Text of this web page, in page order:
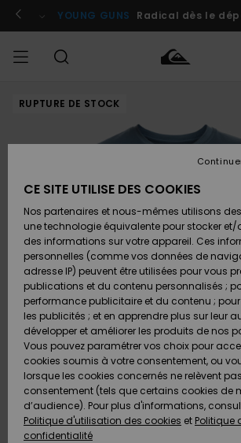
l'information
le
Se connecter / s'inscrire
YOUNG GUNS Radical dès le
HOMME Vêtements
Chaussures
& Tongs
Surf
Snow
Nouveautés
Vêtements
Chaussures
& Tongs
Surf
Snow
Nouveautés
FEMME
Shop
A
Découvrir
Snow
SURF
Surf
Shop
Homme
Surf
Shop
Enfant
Highlights
Communauté
SNOW
Snow
Shop
Homme
Snow
Shop
Enfant
Snow
Shop
Femme
A
Découvrir
Communauté
OUTLET
Outlet
Homme
Enfant
Outlet
Femme
AIDE &
CONTACT
Accéder à
commande
Retours
Paiement
Carte
Cadeau
Quiksilver
Freedom
Protection
des
MAGASINS
RUPTURE DE STOCK
CE SITE UTILISE DES COOKIES
Nos partenaires et nous-mêmes utilisons
une technologie équivalente pour stocker
des informations sur votre appareil. Ces
personnelles (comme vos données de
adresse IP) peuvent être utilisées pour vous
publications et du contenu personnalisés ;
performance publicitaire et du contenu ;
les publicités ; et en apprendre plus sur leur
développer et améliorer les produits de nos
Vous pouvez paramétrer vos choix pour
cookies soumis à votre consentement, ou
lorsque les cookies concernés ne relèvent
consentement (tels que certains cookies de
d’audience). Pour plus d'informations,
Politique d'utilisation des cookies et Politique
confidentialité